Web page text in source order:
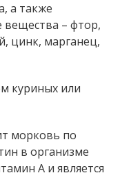
а также
– фтор,
цинк, марганец,
куриных или
морковь по
в организме
А и является